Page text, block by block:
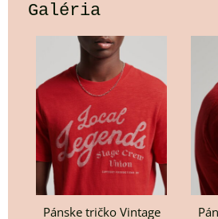
Galéria
Pánske tričko Vintage